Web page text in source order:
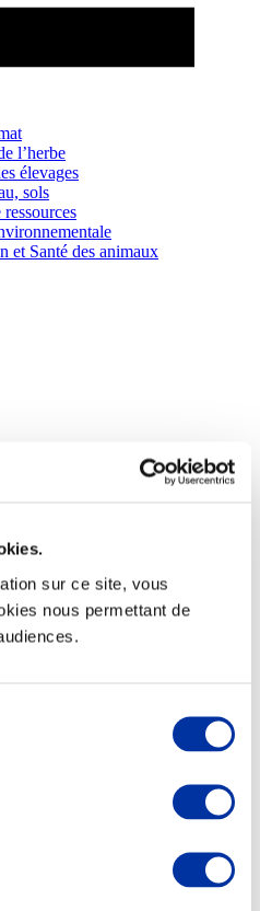
sur ce site, vous
nous permettant de
l’herbe
élevages
sols
et Santé des animaux
en marché